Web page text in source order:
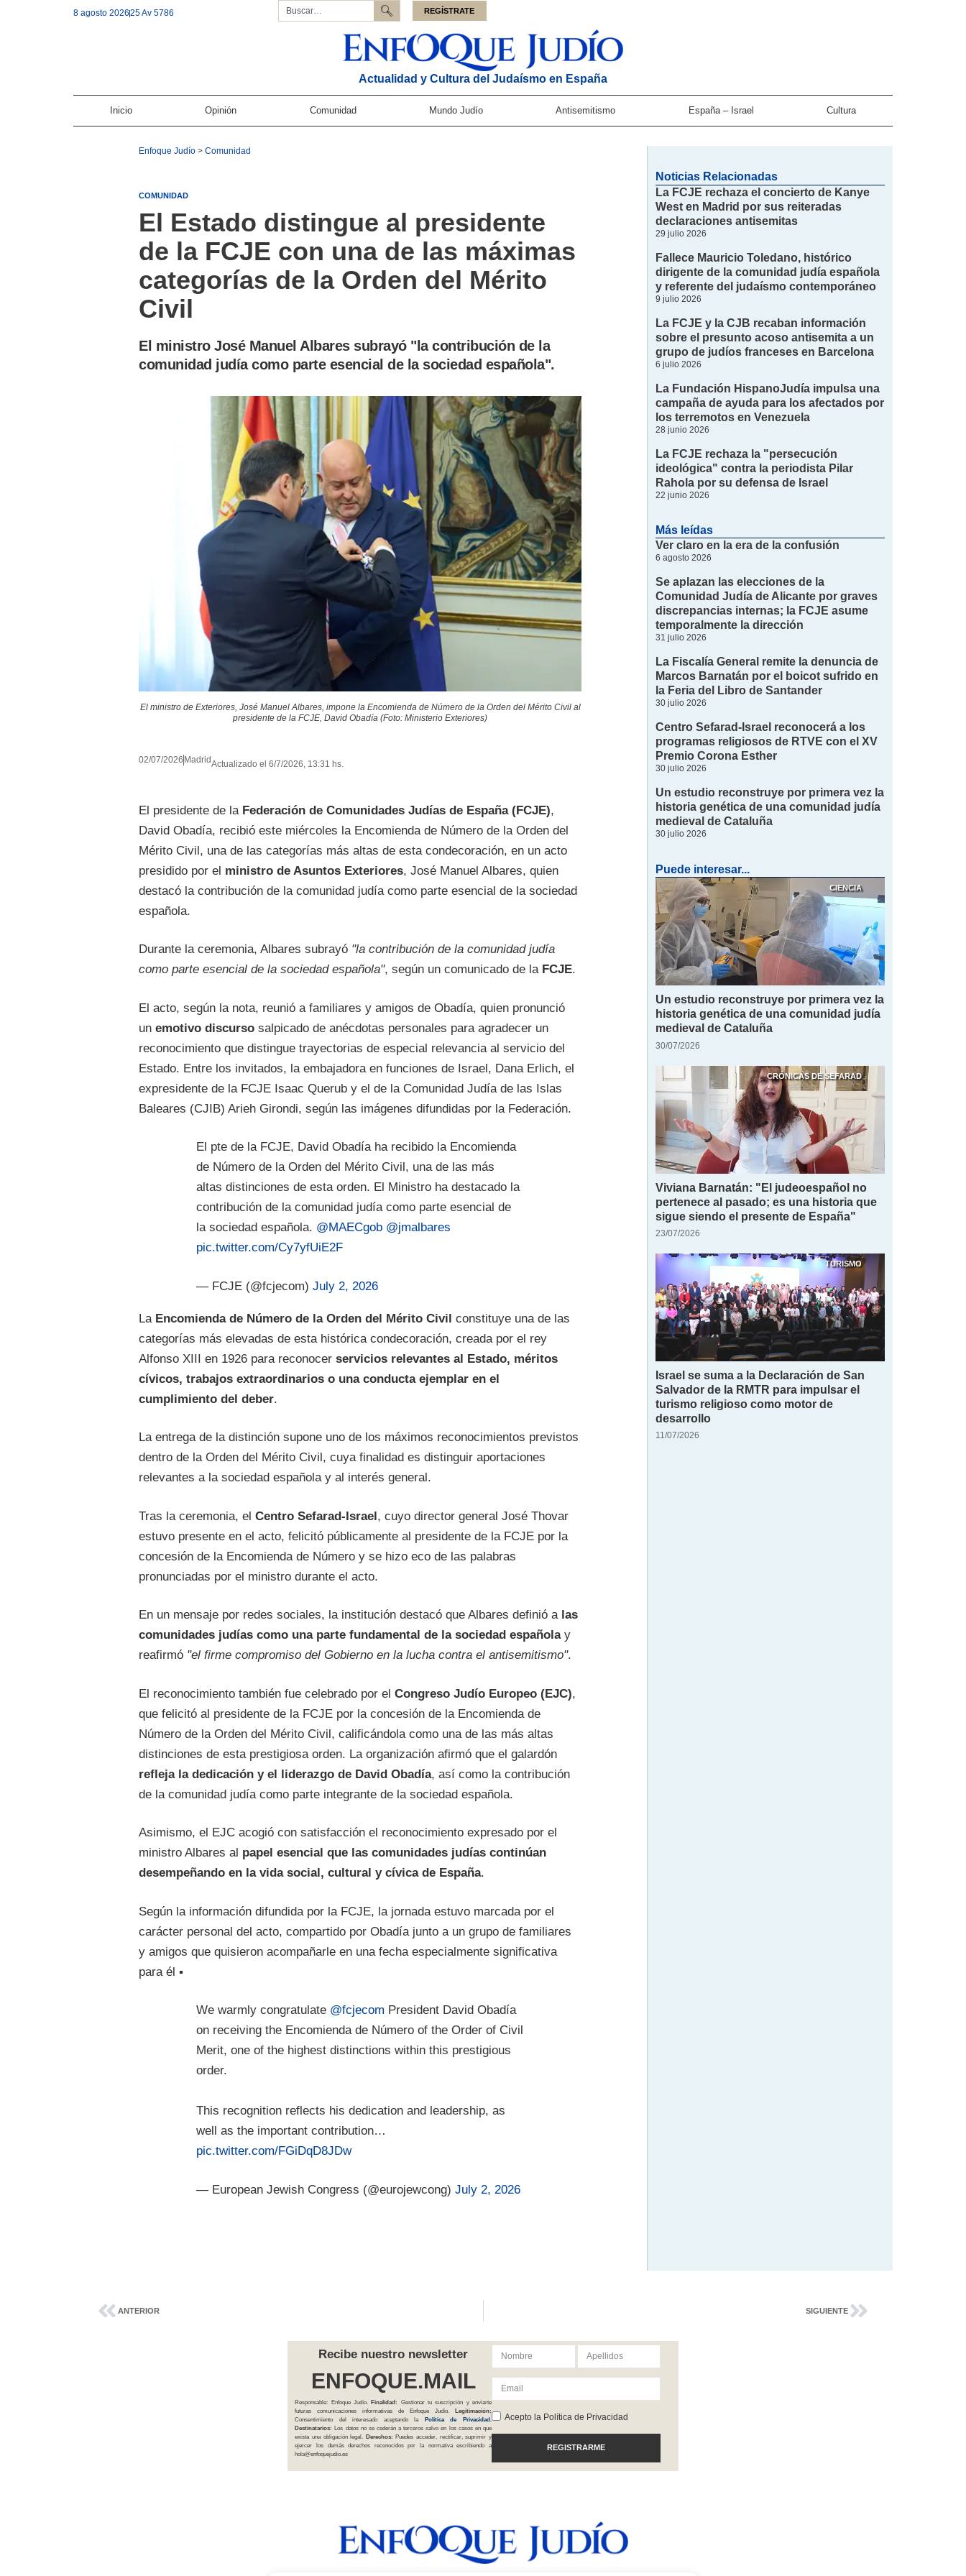
8 agosto 202625 Av 5786 REGÍSTRATE
Actualidad y Cultura del Judaísmo en España
Inicio Opinión Comunidad Mundo Judío Antisemitismo España – Israel Cultura
Enfoque Judío >Comunidad
COMUNIDAD
El Estado distingue al presidente
de la FCJE con una de las máximas
categorías de la Orden del Mérito
Civil
El ministro José Manuel Albares subrayó "la contribución de la
comunidad judía como parte esencial de la sociedad española".
El ministro de Exteriores, José Manuel Albares, impone la Encomienda de Número de la Orden del Mérito Civil al
presidente de la FCJE, David Obadía (Foto: Ministerio Exteriores)
02/07/2026 MadridActualizado el 6/7/2026, 13:31 hs.
El presidente de la Federación de Comunidades Judías de España (FCJE),
David Obadía, recibió este miércoles la Encomienda de Número de la Orden del
Mérito Civil, una de las categorías más altas de esta condecoración, en un acto
presidido por el ministro de Asuntos Exteriores, José Manuel Albares, quien
destacó la contribución de la comunidad judía como parte esencial de la sociedad
española.
Durante la ceremonia, Albares subrayó "la contribución de la comunidad judía
como parte esencial de la sociedad española", según un comunicado de la FCJE.
El acto, según la nota, reunió a familiares y amigos de Obadía, quien pronunció
unemotivo discurso salpicado de anécdotas personales para agradecer un
reconocimiento que distingue trayectorias de especial relevancia al servicio del
Estado. Entre los invitados, la embajadora en funciones de Israel, Dana Erlich, el
expresidente de la FCJE Isaac Querub y el de la Comunidad Judía de las Islas
Baleares (CJIB) Arieh Girondi, según las imágenes difundidas por la Federación.
El pte de la FCJE, David Obadía ha recibido la Encomienda
de Número de la Orden del Mérito Civil, una de las más
altas distinciones de esta orden. El Ministro ha destacado la
contribución de la comunidad judía como parte esencial de
la sociedad española. @MAECgob @jmalbares
pic.twitter.com/Cy7yfUiE2F
— FCJE (@fcjecom)July 2, 2026
La Encomienda de Número de la Orden del Mérito Civil constituye una de las
categorías más elevadas de esta histórica condecoración, creada por el rey
Alfonso XIII en 1926 para reconocerservicios relevantes al Estado, méritos
cívicos, trabajos extraordinarios o una conducta ejemplar en el
cumplimiento del deber.
La entrega de la distinción supone uno de los máximos reconocimientos previstos
dentro de la Orden del Mérito Civil, cuya finalidad es distinguir aportaciones
relevantes a la sociedad española y al interés general.
Tras la ceremonia, elCentro Sefarad-Israel, cuyo director general José Thovar
estuvo presente en el acto, felicitó públicamente al presidente de la FCJE por la
concesión de la Encomienda de Número y se hizo eco de las palabras
pronunciadas por el ministro durante el acto.
En un mensaje por redes sociales, la institución destacó que Albares definió a las
comunidades judías como una parte fundamental de la sociedad españolay
reafirmó "el firme compromiso del Gobierno en la lucha contra el antisemitismo".
El reconocimiento también fue celebrado por elCongreso Judío Europeo (EJC),
que felicitó al presidente de la FCJE por la concesión de la Encomienda de
Número de la Orden del Mérito Civil, calificándola como una de las más altas
distinciones de esta prestigiosa orden. La organización afirmó que el galardón
refleja la dedicación y el liderazgo de David Obadía, así como la contribución
de la comunidad judía como parte integrante de la sociedad española.
Asimismo, el EJC acogió con satisfacción el reconocimiento expresado por el
ministro Albares al papel esencial que las comunidades judías continúan
desempeñando en la vida social, cultural y cívica de España.
Según la información difundida por la FCJE, la jornada estuvo marcada por el
carácter personal del acto, compartido por Obadía junto a un grupo de familiares
y amigos que quisieron acompañarle en una fecha especialmente significativa
para él ▪
We warmly congratulate @fcjecom President David Obadía
on receiving the Encomienda de Número of the Order of Civil
Merit, one of the highest distinctions within this prestigious
order.
This recognition reflects his dedication and leadership, as
well as the important contribution…
pic.twitter.com/FGiDqD8JDw
— European Jewish Congress (@eurojewcong)July 2, 2026
Noticias Relacionadas
La FCJE rechaza el concierto de Kanye
West en Madrid por sus reiteradas
declaraciones antisemitas
29 julio 2026
Fallece Mauricio Toledano, histórico
dirigente de la comunidad judía española
y referente del judaísmo contemporáneo
9 julio 2026
La FCJE y la CJB recaban información
sobre el presunto acoso antisemita a un
grupo de judíos franceses en Barcelona
6 julio 2026
La Fundación HispanoJudía impulsa una
campaña de ayuda para los afectados por
los terremotos en Venezuela
28 junio 2026
La FCJE rechaza la "persecución
ideológica" contra la periodista Pilar
Rahola por su defensa de Israel
22 junio 2026
Más leídas
Ver claro en la era de la confusión
6 agosto 2026
Se aplazan las elecciones de la
Comunidad Judía de Alicante por graves
discrepancias internas; la FCJE asume
temporalmente la dirección
31 julio 2026
La Fiscalía General remite la denuncia de
Marcos Barnatán por el boicot sufrido en
la Feria del Libro de Santander
30 julio 2026
Centro Sefarad-Israel reconocerá a los
programas religiosos de RTVE con el XV
Premio Corona Esther
30 julio 2026
Un estudio reconstruye por primera vez la
historia genética de una comunidad judía
medieval de Cataluña
30 julio 2026
Puede interesar...
CIENCIA
Un estudio reconstruye por primera vez la
historia genética de una comunidad judía
medieval de Cataluña
30/07/2026
CRÓNICAS DE SEFARAD
Viviana Barnatán: "El judeoespañol no
pertenece al pasado; es una historia que
sigue siendo el presente de España"
23/07/2026
TURISMO
Israel se suma a la Declaración de San
Salvador de la RMTR para impulsar el
turismo religioso como motor de
desarrollo
11/07/2026
ANTERIOR SIGUIENTE
Recibe nuestro newsletter
ENFOQUE.MAIL
Responsable: Enfoque Judío. Finalidad:
Gestionar tu suscripción y enviarte
futuras comunicaciones informativas de Enfoque Judío.
Legitimación:
Consentimiento del interesado aceptando la
Políticade Privacidad.
Destinatarios: Los datos no se cederán a terceros salvo en los casos en que
exista una obligación legal. Derechos: Puedes acceder, rectificar, suprimir y
ejercer los demás derechos reconocidos por la normativa escribiendo a
hola@enfoquejudio.es
Acepto la Política de Privacidad
REGISTRARME